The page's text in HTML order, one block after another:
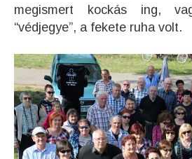
megismert kockás ing,
“védjegye”, a fekete ruha volt.